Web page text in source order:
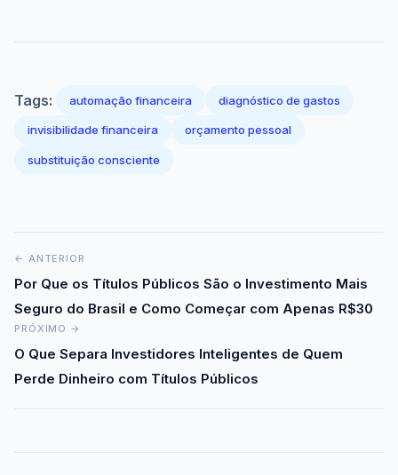
Tags: automação financeira diagnóstico de gastos
invisibilidade financeira orçamento pessoal
substituição consciente
Navegação
de
Post
← ANTERIOR
Por Que os Títulos Públicos São o Investimento Mais
Seguro do Brasil e Como Começar com Apenas R$30
PRÓXIMO →
O Que Separa Investidores Inteligentes de Quem
Perde Dinheiro com Títulos Públicos